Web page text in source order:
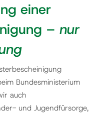
einer
– nur
Bundesministerium
auch
und Jugendfürsorge,